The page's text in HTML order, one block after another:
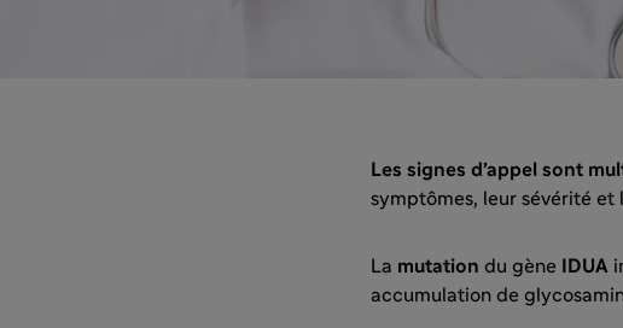
Les signes d’appel sont
symptômes, leur sévérité et
La mutation du gène IDUA
accumulation de